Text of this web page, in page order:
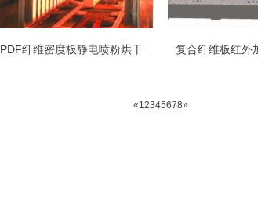
PDF纤维密度板静电喷粉烘干
«12345678»